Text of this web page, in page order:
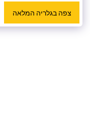
צפה בגלריה המלאה